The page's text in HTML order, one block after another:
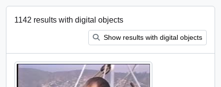
1142 results with digital objects
Show results with digital objects